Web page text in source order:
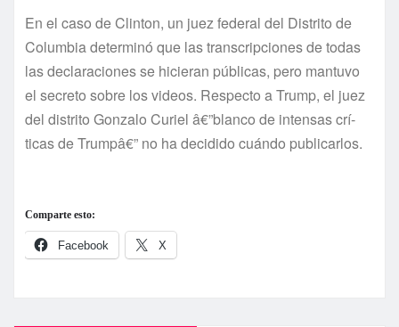
En el caso de Clinton, un juez federal del Distrito de
Columbia determinó que las transcripciones de todas
las declaraciones se hicieran públicas, pero mantuvo
el secreto sobre los videos. Respecto a Trump, el juez
del distrito Gonzalo Curiel â€”blanco de intensas crí­
ticas de Trumpâ€” no ha decidido cuándo publicarlos.
Comparte esto:
Facebook X